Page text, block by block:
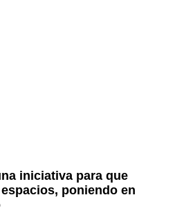
iniciativa para que
poniendo en